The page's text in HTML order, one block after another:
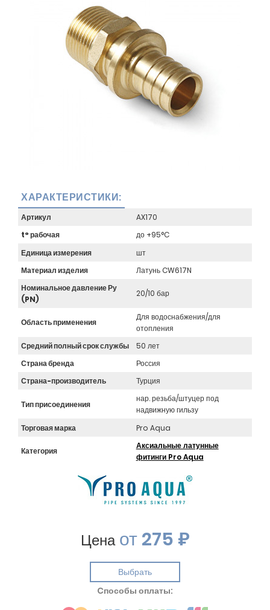
ХАРАКТЕРИСТИКИ:
Артикул
AX170
t° рабочая
до +95°C
Единица измерения
шт
Материал изделия
Латунь CW617N
Номинальное давление Ру
(PN)
20/10 бар
Область применения
Для водоснабжения/для
отопления
Средний полный срок службы
50 лет
Страна бренда
Россия
Страна-производитель
Турция
Тип присоединения
нар. резьба/штуцер под
надвижную гильзу
Торговая марка
Pro Aqua
Категория
Аксиальные латунные
фитинги Pro Aqua
Ценаот275 ₽
Выбрать
Cпособы оплаты: